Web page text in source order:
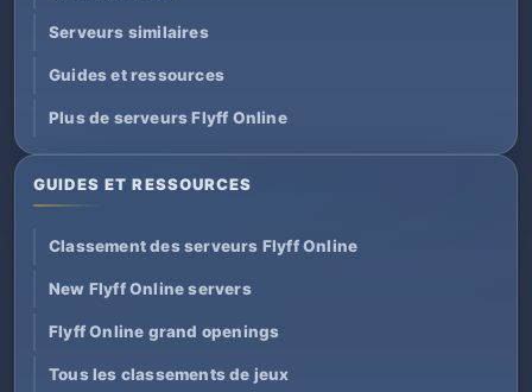
Serveurs similaires
Guides et ressources
Plus de serveurs Flyff Online
GUIDES ET RESSOURCES
Classement des serveurs Flyff Online
New Flyff Online servers
Flyff Online grand openings
Tous les classements de jeux